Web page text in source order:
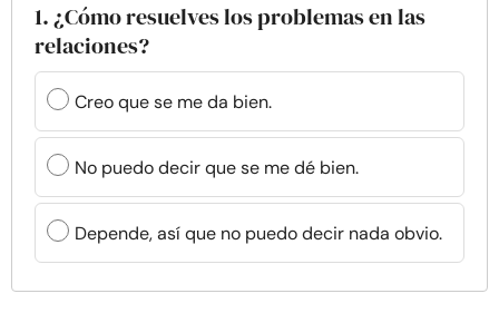
Ayuda
Cursos
Recursos
Comunidad
Encuentra un terapeuta
1. ¿Cómo resuelves los problemas en las
relaciones?
Creo que se me da bien.
No puedo decir que se me dé bien.
Depende, así que no puedo decir nada obvio.